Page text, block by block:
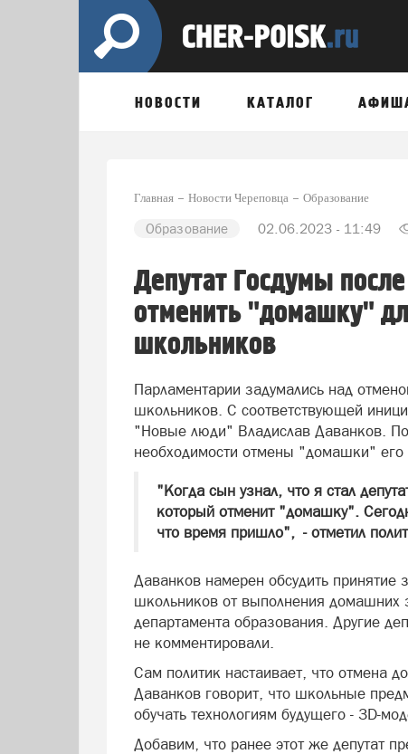
НОВОСТИ КАТАЛОГ
Главная Новости Череповца Образование
Образование 02.06.2023 - 11:49
Депутат Госдумы
отменить "домашку"
школьников
Парламентарии задумались над
школьников. С соответствующей
"Новые люди" Владислав Даванков.
необходимости отмены "домашки" его
"Когда сын узнал, что я стал
который отменит "домашку".
что время пришло", - отметил
Даванков намерен обсудить
школьников от выполнения домашних
департамента образования. Другие
не комментировали.
Сам политик настаивает, что отмена
Даванков говорит, что школьные
обучать технологиям будущего - 3D-
Добавим, что ранее этот же депутат